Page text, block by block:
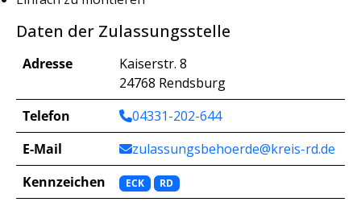
Daten der Zulassungsstelle
Adresse
Kaiserstr. 8
24768 Rendsburg
Telefon
04331-202-644
E-Mail
zulassungsbehoerde@kreis-rd.de
Kennzeichen
ECK RD